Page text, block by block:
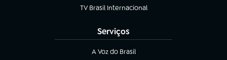
TV Brasil Internacional
(abre em nova aba)
Serviços
A Voz do Brasil
(abre em nova aba)